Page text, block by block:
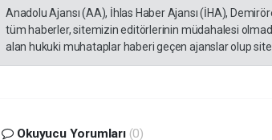
Anadolu Ajansı (AA), İhlas Haber Ajansı (İHA),
tüm haberler, sitemizin editörlerinin müdahalesi
alan hukuki muhataplar haberi geçen ajanslar olup
Okuyucu Yorumları (0)